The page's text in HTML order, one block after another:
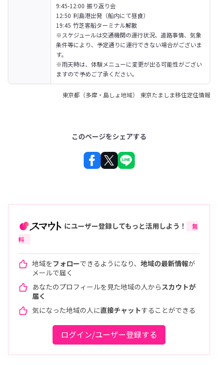
9:45-12:00 振り返り会
12:50 利島港出発（船内にて昼食）
19:45 竹芝客船ターミナル解散
※スケジュールは交通機関の運行状況、道路事情、気象
条件等により、予定通りに運行できない場合がございま
す。
※雨天時は、体験メニューに変更が出る可能性がござい
ますので予めご了承ください。
東京都（多摩・島しょ地域） 東京たましま移住定住情報
このページをシェアする
にユーザー登録してもっと活用しよう！
無
料
地域をフォローできるようになり、 地域の最新情報が
メールで届く
あなたのプロフィールを見た地域の人から スカウトが
届く
気になった地域の人に直接チャットすることができる
ログイン/ユーザー登録する